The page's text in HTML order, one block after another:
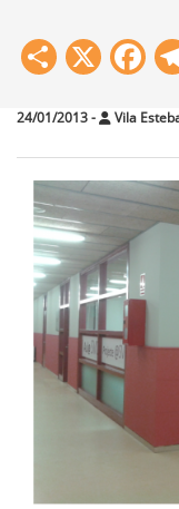
Share
X
24/01/2013- Vila